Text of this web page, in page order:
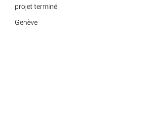
projet terminé
Genève